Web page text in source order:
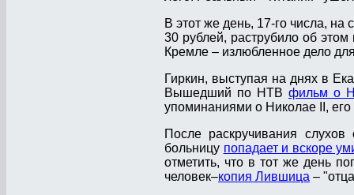
В этот же день, 17-го числа, на
30 рублей, раструбило об
Кремле – излюбленное дело
Гиркин, выступая на днях в
Вышедший по НТВ фильм о
упоминаниями о Николае II,
После раскручивания
больницу попадает и вскоре
отметить, что в тот же день
человек–копия Лившица –